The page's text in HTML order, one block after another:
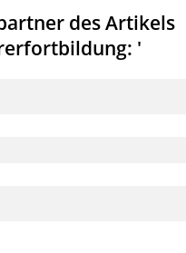
des Artikels
'